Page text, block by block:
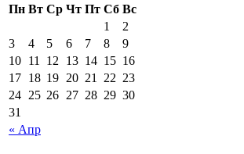
Пн Вт Ср Чт Пт Сб Вс
« Апр
1
2
3
4 5 6 7 8
9
10 11 12 13 14 15 16
17 18 19 20 21 22 23
24 25 26 27 28 29 30
31